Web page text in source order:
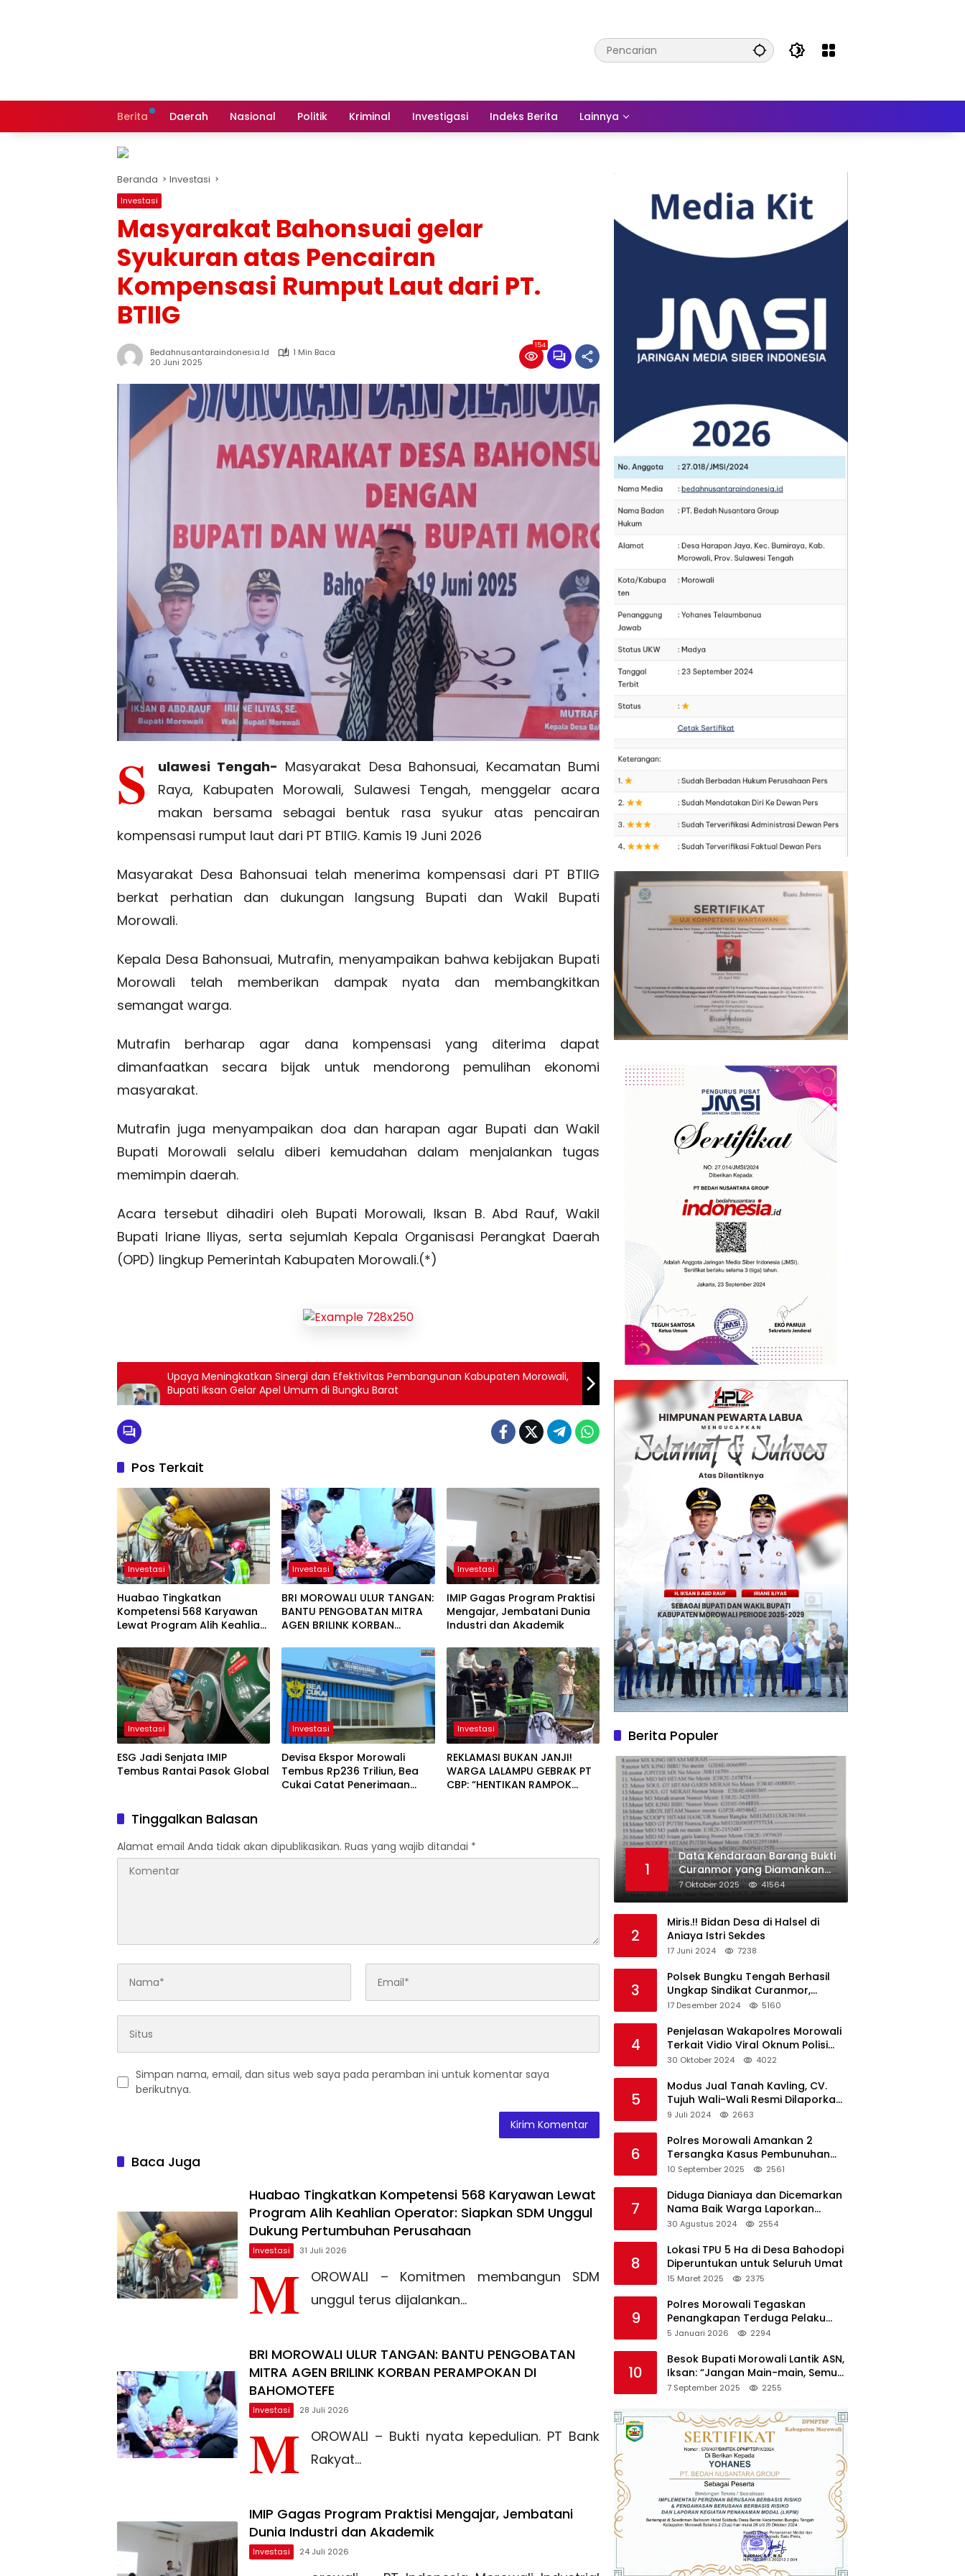
Berita Daerah Nasional Politik Kriminal Investigasi Indeks Berita Lainnya
Beranda Investasi
Investasi
Masyarakat Bahonsuai gelar
Syukuran atas Pencairan
Kompensasi Rumput Laut dari PT.
BTIIG
Bedahnusantaraindonesia.id
1 Min Baca
20 Juni 2025
154
S ulawesi Tengah- Masyarakat Desa Bahonsuai, Kecamatan Bumi
Raya, Kabupaten Morowali, Sulawesi Tengah, menggelar acara
makan bersama sebagai bentuk rasa syukur atas pencairan
kompensasi rumput laut dari PT BTIIG. Kamis 19 Juni 2026
Masyarakat Desa Bahonsuai telah menerima kompensasi dari PT BTIIG
berkat perhatian dan dukungan langsung Bupati dan Wakil Bupati
Morowali.
Kepala Desa Bahonsuai, Mutrafin, menyampaikan bahwa kebijakan Bupati
Morowali telah memberikan dampak nyata dan membangkitkan
semangat warga.
Mutrafin berharap agar dana kompensasi yang diterima dapat
dimanfaatkan secara bijak untuk mendorong pemulihan ekonomi
masyarakat.
Mutrafin juga menyampaikan doa dan harapan agar Bupati dan Wakil
Bupati Morowali selalu diberi kemudahan dalam menjalankan tugas
memimpin daerah.
Acara tersebut dihadiri oleh Bupati Morowali, Iksan B. Abd Rauf, Wakil
Bupati Iriane Iliyas, serta sejumlah Kepala Organisasi Perangkat Daerah
(OPD) lingkup Pemerintah Kabupaten Morowali.(*)
Upaya Meningkatkan Sinergi dan Efektivitas Pembangunan Kabupaten Morowali,
Bupati Iksan Gelar Apel Umum di Bungku Barat
Pos Terkait
Investasi
Huabao Tingkatkan
Kompetensi 568 Karyawan
Lewat Program Alih Keahlian
Unggul Dukung
Pertumbuhan Perusahaan
Investasi
BRI MOROWALI ULUR TANGAN:
BANTU PENGOBATAN MITRA
AGEN BRILINK KORBAN
Investasi
IMIP Gagas Program Praktisi
Mengajar, Jembatani Dunia
Industri dan Akademik
Investasi
ESG Jadi Senjata IMIP
Tembus Rantai Pasok Global
Investasi
Devisa Ekspor Morowali
Tembus Rp236 Triliun, Bea
Cukai Catat Penerimaan
Investasi
REKLAMASI BUKAN JANJI!
WARGA LALAMPU GEBRAK PT
CBP: “HENTIKAN RAMPOK
Tinggalkan Balasan
Alamat email Anda tidak akan dipublikasikan. Ruas yang wajib ditandai *
Simpan nama, email, dan situs web saya pada peramban ini untuk komentar saya
berikutnya.
Baca Juga
Huabao Tingkatkan Kompetensi 568 Karyawan Lewat
Program Alih Keahlian Operator: Siapkan SDM Unggul
Dukung Pertumbuhan Perusahaan
Investasi 31 Juli 2026
M
OROWALI – Komitmen membangun SDM
unggul terus dijalankan…
BRI MOROWALI ULUR TANGAN: BANTU PENGOBATAN
MITRA AGEN BRILINK KORBAN PERAMPOKAN DI
BAHOMOTEFE
Investasi 28 Juli 2026
M
OROWALI – Bukti nyata kepedulian. PT Bank
Rakyat…
IMIP Gagas Program Praktisi Mengajar, Jembatani
Dunia Industri dan Akademik
Investasi 24 Juli 2026
Berita Populer
1
Data Kendaraan Barang Bukti
Curanmor yang Diamankan
oleh Polres Morowali
7 Oktober 2025 41564
2
Miris.!! Bidan Desa di Halsel di
Aniaya Istri Sekdes
17 Juni 2024 7238
3
Polsek Bungku Tengah Berhasil
Ungkap Sindikat Curanmor,
Terduga Pelaku Akui Beraksi di 7
17 Desember 2024 5160
4
Penjelasan Wakapolres Morowali
Terkait Vidio Viral Oknum Polisi
Dikerumuni Warga Bahodopi
30 Oktober 2024 4022
5
Modus Jual Tanah Kavling, CV.
Tujuh Wali-Wali Resmi Dilaporkan
di Polres Kendari
9 Juli 2024 2663
6
Polres Morowali Amankan 2
Tersangka Kasus Pembunuhan
WNA di Desa Topogaro
10 September 2025 2561
7
Diduga Dianiaya dan Dicemarkan
Nama Baik Warga Laporkan
Oknum Kades dan Oknum Polisi
30 Agustus 2024 2554
8
Lokasi TPU 5 Ha di Desa Bahodopi
Diperuntukan untuk Seluruh Umat
15 Maret 2025 2375
9
Polres Morowali Tegaskan
Penangkapan Terduga Pelaku
Pembakaran Kantor PT RCP Sesuai
5 Januari 2026 2294
10
Besok Bupati Morowali Lantik ASN,
Iksan: “Jangan Main-main, Semua
Saya Pantau”
7 September 2025 2255